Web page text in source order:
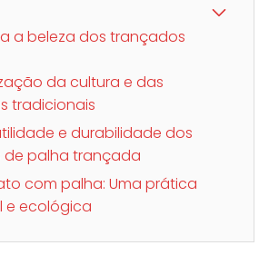
a beleza dos trançados
da cultura e das
tradicionais
e durabilidade dos
de palha trançada
com palha: Uma prática
e ecológica